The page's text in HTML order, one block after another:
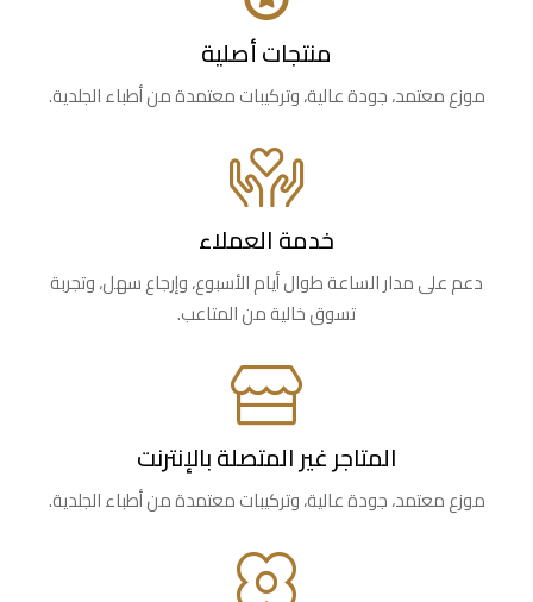
منتجات أصلية
موزع معتمد، جودة عالية، وتركيبات معتمدة من أطباء الجلدية.
خدمة العملاء
دعم على مدار الساعة طوال أيام الأسبوع، وإرجاع سهل، وتجربة
تسوق خالية من المتاعب.
المتاجر غير المتصلة بالإنترنت
موزع معتمد، جودة عالية، وتركيبات معتمدة من أطباء الجلدية.